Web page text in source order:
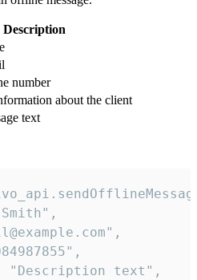
Description
number
about the client
text
"Description text",